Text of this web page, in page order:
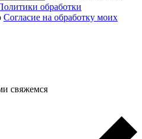
обработки
Согласие на обработку моих
свяжемся